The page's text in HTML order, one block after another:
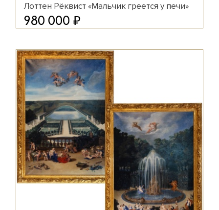
Лоттен Рёквист «Мальчик греется у печи»
980 000 ₽